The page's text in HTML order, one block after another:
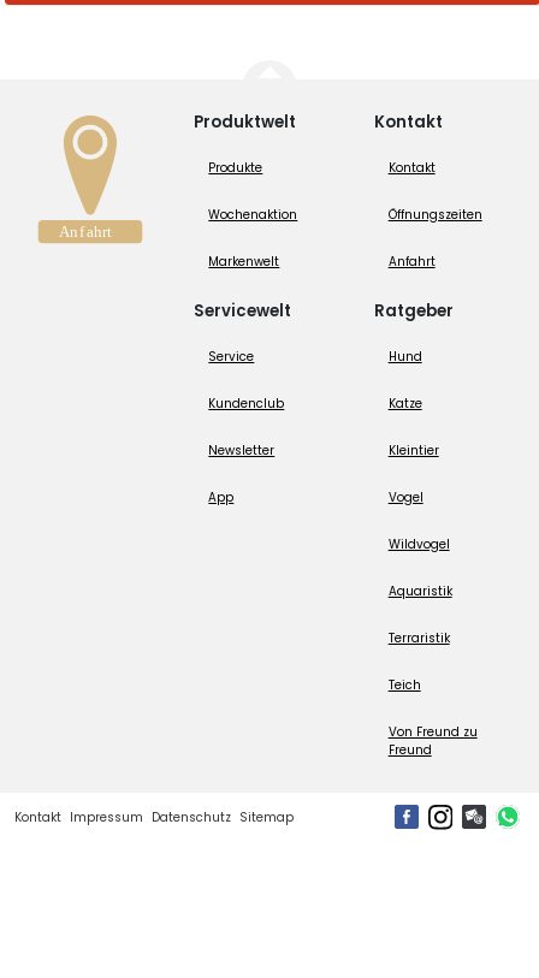
Produktwelt
Produkte
Wochenaktion
Markenwelt
Servicewelt
Service
Kundenclub
Newsletter
App
Kontakt
Kontakt
Öffnungszeiten
Anfahrt
Ratgeber
Hund
Katze
Kleintier
Vogel
Wildvogel
Aquaristik
Terraristik
Teich
Von Freund zu
Freund
Kontakt Impressum Datenschutz Sitemap